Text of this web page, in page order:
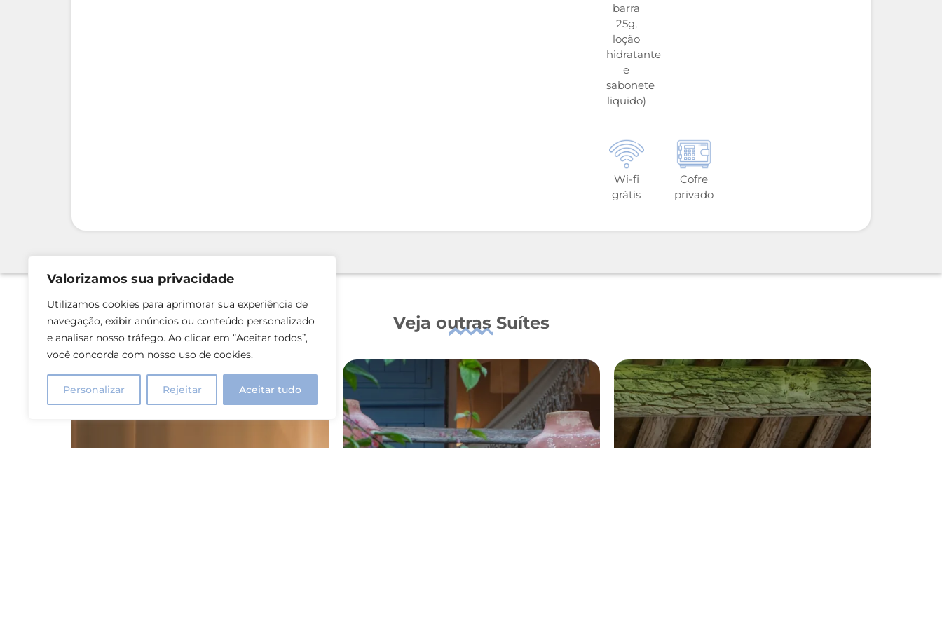
Valorizamos sua privacidade
Utilizamos cookies para aprimorar sua experiência de
navegação, exibir anúncios ou conteúdo personalizado
e analisar nosso tráfego. Ao clicar em “Aceitar todos”,
você concorda com nosso uso de cookies.
Personalizar Rejeitar Aceitar tudo
barra
25g,
loção
hidratante
e
sabonete
liquido)
Wi-fi
grátis
Cofre
privado
Veja outras Suítes